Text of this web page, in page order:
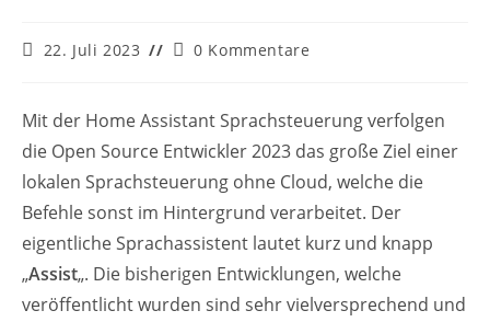
Beitrag
22. Juli 2023
Beitrags-
0 Kommentare
Mit der Home Assistant Sprachsteuerung verfolgen
die Open Source Entwickler 2023 das große Ziel einer
lokalen Sprachsteuerung ohne Cloud, welche die
Befehle sonst im Hintergrund verarbeitet. Der
eigentliche Sprachassistent lautet kurz und knapp
„Assist„. Die bisherigen Entwicklungen, welche
veröffentlicht wurden sind sehr vielversprechend und